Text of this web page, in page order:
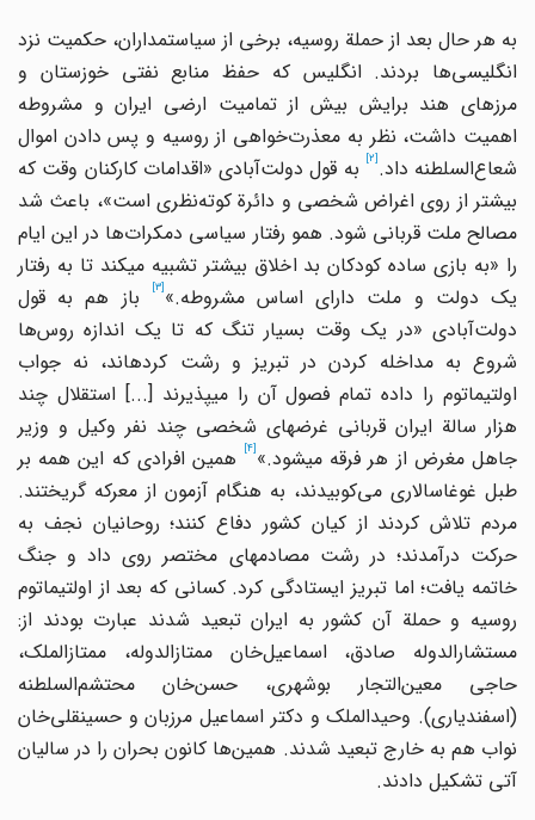
به هر حال بعد از حملة روسیه، برخی از سیاستمداران، حکمیت نزد
انگلیسی‌ها بردند. انگلیس که حفظ منابع نفتی خوزستان و
مرزهای هند برایش بیش از تمامیت ارضی ایران و مشروطه
اهمیت داشت، نظر به معذرت‌خواهی از روسیه و پس دادن اموال
شعاع‌السلطنه داد.[2]
به قول دولت‌آبادی «اقدامات کارکنان وقت که
بیشتر از روی اغراض شخصی و دائرة کوته‌نظری است»، باعث شد
مصالح ملت قربانی شود. همو رفتار سیاسی دمکرات‌ها در این ایام
را «به بازی ساده کودکان بد اخلاق بیشتر تشبیه می‎کند تا به رفتار
یک دولت و ملت دارای اساس مشروطه.» باز هم به قول
دولت‌آبادی «در یک وقت بسیار تنگ که تا یک اندازه روس‌ها
شروع به مداخله کردن در تبریز و رشت کرده‎اند، نه جواب
اولتیماتوم را داده تمام فصول آن را می‎پذیرند [...] استقلال چند
هزار سالة ایران قربانی غرضهای شخصی چند نفر وکیل و وزیر
جاهل مغرض از هر فرقه می‎شود.»
همین افرادی که این همه بر
طبل غوغاسالاری می‌کوبیدند، به هنگام آزمون از معرکه گریختند.
مردم تلاش کردند از کیان کشور دفاع کنند؛ روحانیان نجف به
حرکت درآمدند؛ در رشت مصادمه‎ای مختصر روی داد و جنگ
خاتمه یافت؛ اما تبریز ایستادگی کرد. کسانی که بعد از اولتیماتوم
روسیه و حملة آن کشور به ایران تبعید شدند عبارت بودند از:
مستشارالدوله صادق، اسماعیل‌خان ممتاز‌الدوله، ممتازالملک،
حاجی معین‌التجار بوشهری، حسن‌خان محتشم‌السلطنه
(اسفندیاری). وحیدالملک و دکتر اسماعیل مرزبان و حسینقلی‌خان
نواب هم به خارج تبعید شدند. همین‌ها کانون بحران را در سالیان
آتی تشکیل دادند.